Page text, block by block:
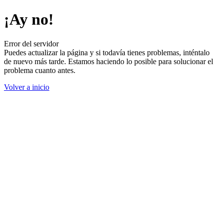
¡Ay no!
Error del servidor
Puedes actualizar la página y si todavía tienes problemas, inténtalo
de nuevo más tarde. Estamos haciendo lo posible para solucionar el
problema cuanto antes.
Volver a inicio